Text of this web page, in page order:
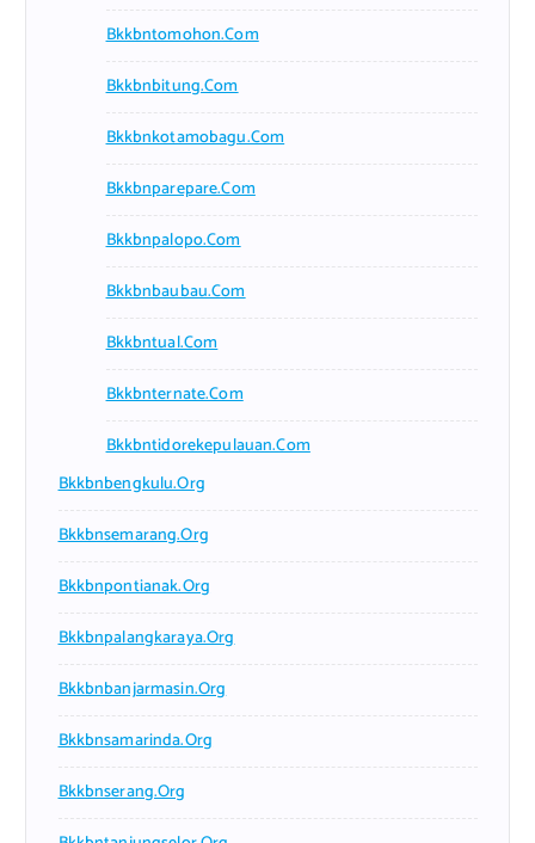
Bkkbntomohon.com
Bkkbnbitung.com
Bkkbnkotamobagu.com
Bkkbnparepare.com
Bkkbnpalopo.com
Bkkbnbaubau.com
Bkkbntual.com
Bkkbnternate.com
Bkkbntidorekepulauan.com
Bkkbnbengkulu.org
Bkkbnsemarang.org
Bkkbnpontianak.org
Bkkbnpalangkaraya.org
Bkkbnbanjarmasin.org
Bkkbnsamarinda.org
Bkkbnserang.org